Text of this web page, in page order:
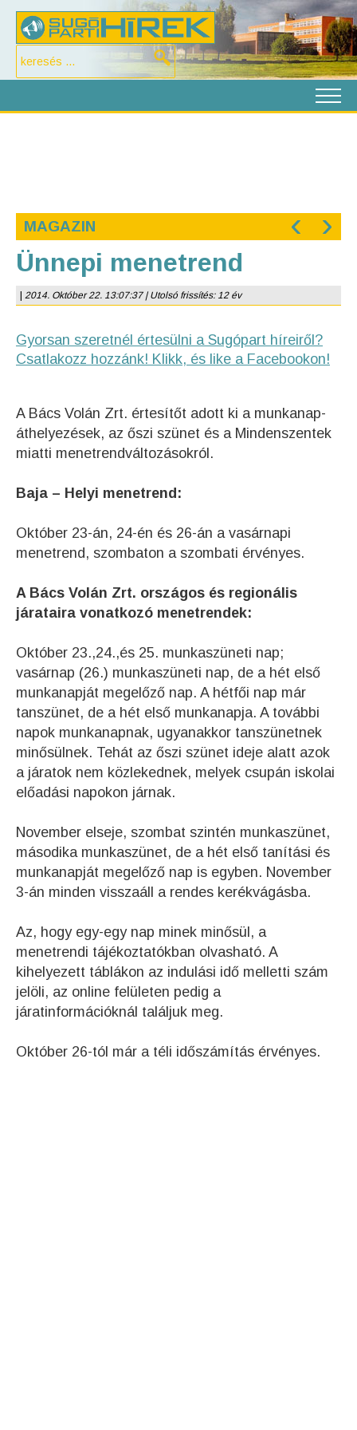
MAGAZIN ‹ ›
Ünnepi menetrend
2014. Október 22. 13:07:37 | Utolsó frissítés: 12 év
Gyorsan szeretnél értesülni a Sugópart híreiről?
Csatlakozz hozzánk! Klikk, és like a Facebookon!
A Bács Volán Zrt. értesítőt adott ki a munkanap-
áthelyezések, az őszi szünet és a Mindenszentek
miatti menetrendváltozásokról.
Baja – Helyi menetrend:
Október 23-án, 24-én és 26-án a vasárnapi
menetrend, szombaton a szombati érvényes.
A Bács Volán Zrt. országos és regionális
járataira vonatkozó menetrendek:
Október 23.,24.,és 25. munkaszüneti nap;
vasárnap (26.) munkaszüneti nap, de a hét első
munkanapját megelőző nap. A hétfői nap már
tanszünet, de a hét első munkanapja. A további
napok munkanapnak, ugyanakkor tanszünetnek
minősülnek. Tehát az őszi szünet ideje alatt azok
a járatok nem közlekednek, melyek csupán iskolai
előadási napokon járnak.
November elseje, szombat szintén munkaszünet,
másodika munkaszünet, de a hét első tanítási és
munkanapját megelőző nap is egyben. November
3-án minden visszaáll a rendes kerékvágásba.
Az, hogy egy-egy nap minek minősül, a
menetrendi tájékoztatókban olvasható. A
kihelyezett táblákon az indulási idő melletti szám
jelöli, az online felületen pedig a
járatinformációknál találjuk meg.
Október 26-tól már a téli időszámítás érvényes.